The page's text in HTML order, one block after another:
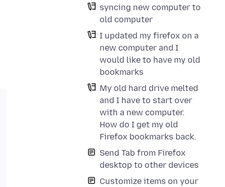
syncing new computer to
old computer
I updated my firefox on a
new computer and I
would like to have my old
bookmarks
My old hard drive melted
and I have to start over
with a new computer.
How do I get my old
Firefox bookmarks back.
Send Tab from Firefox
desktop to other devices
Customize items on your